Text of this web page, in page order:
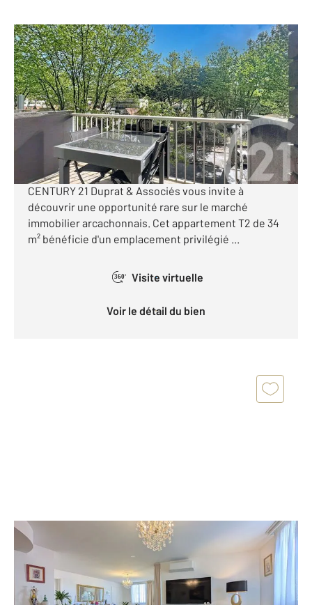
ARCACHON 33
33,21 m2, 2 pièces
Ref : 769
Appartement F2 à vendre
279 000 €
[ Investissement locatif stratégique au cœur
d'Arcachon - T2 - place de parking et cellier ]
CENTURY 21 Duprat & Associés vous invite à
découvrir une opportunité rare sur le marché
immobilier arcachonnais. Cet appartement T2 de 34
m² bénéficie d'un emplacement privilégié ...
360° Visite virtuelle
Voir le détail du bien
ARCACHON 33
132 m2 , 4 pièces
Ref : 612
Appartement F4 à vendre